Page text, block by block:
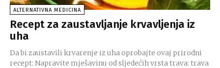
ALTERNATIVNA MEDICINA
Recept za zaustavljanje krvavljenja iz
uha
Da bi zaustavili krvarenje iz uha oprobajte ovaj prirodni
recept: Napravite mješavinu od sljedećih vrsta trava: trava